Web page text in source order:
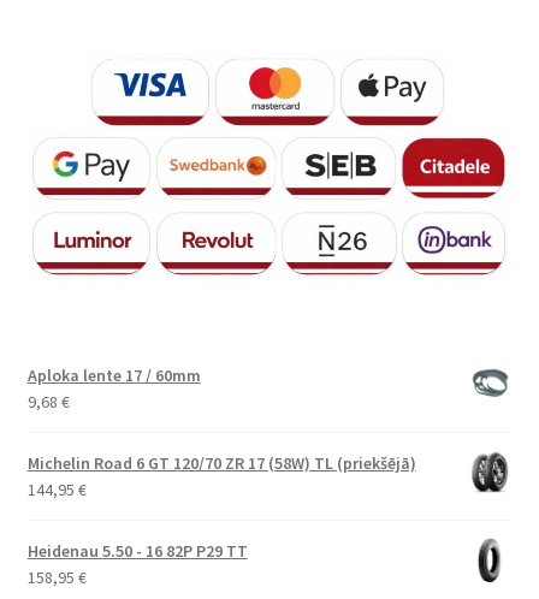
Aploka lente 17 / 60mm
9,68 €
Michelin Road 6 GT 120/70 ZR 17 (58W) TL (priekšējā)
144,95 €
Heidenau 5.50 - 16 82P P29 TT
158,95 €